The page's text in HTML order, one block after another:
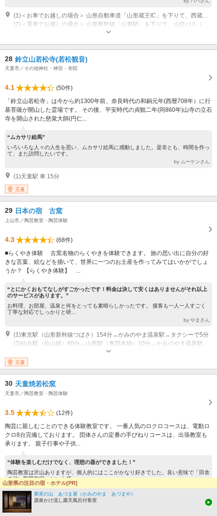
28 鈴立山若松寺(若松観音)
天童市／その他神社・神宮・寺院
4.1
(50件)
「鈴立山若松寺」は今から約1300年前、奈良時代の和銅元年(西暦708年）に行
基菩薩が開山した霊場です。 その後、平安時代の貞観二年(同860年)山寺の立石
寺を開山された慈覚大師(円仁...
“ムカサリ絵馬”
いろいろな人々の人生を思い、ムカサリ絵馬に感動しました。是非とも、時間を作っ
て、また訪問したいです。
by ムーケンさん
(1)天童駅 車 15分
王道
29 日本の宿 古窯
上山市／陶芸教室・陶芸体験
4.3
(68件)
■らくやき体験 古窯名物のらくやきを体験できます。 旅の思い出に自分の好
きな言葉、絵などを描いて、世界に一つのお土産を作ってみてはいかがでしょ
うか？ 【らくやき体験】 ...
“とにかくおもてなしがすごかったです！料金は決して安くはありませんがそれ以上
のサービスがあります。”
お料理、お部屋、温泉と何をとっても素晴らしかったです。 接客も一人一人すごく
丁寧な対応でしっかりと研...
by やまさん
(1)東京駅（山形新幹線つばさ）154分→かみのやま温泉駅→タクシーで5分
営業時間：らくやき体験 16:00～21:00、売店 7:00～22:00
王道
30 天童焼若松窯
天童市／陶芸教室・陶芸体験
3.5
(12件)
陶芸に親しむことのできる体験教室です。 一番人気のロクロコースは、電動ロ
クロ8台完備しております。 団体さんの定番の手びねりコースは、出張教室も
承ります。 親子行事や子供...
“体験を楽しむだけでなく、理想の器ができました！”
陶芸教室は沢山ありますが、個人的にはここがかなり好きでした。良い意味で「田舎
の渋い陶芸教室」という感...
(1)山形北ICから15分
営業時間：9:00～16:00(受付)
山形県の注目の宿・ホテル[PR]
果実の山 あづま屋（かみのやま あづまや）
源泉かけ流し露天風呂付客室